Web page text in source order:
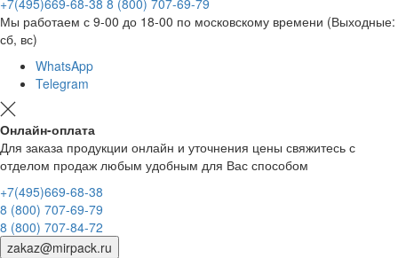
+7(495)669-68-38 8 (800) 707-69-79
Мы работаем с 9-00 до 18-00 по московскому времени (Выходные:
сб, вс)
WhatsApp
Telegram
Онлайн-оплата
Для заказа продукции онлайн и уточнения цены свяжитесь с
отделом продаж любым удобным для Вас способом
+7(495)669-68-38
8 (800) 707-69-79
8 (800) 707-84-72
zakaz@mirpack.ru